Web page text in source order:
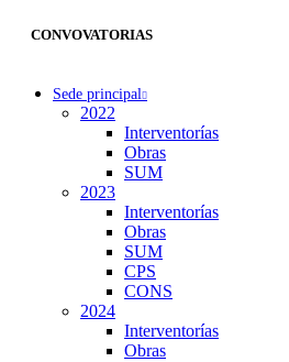
CONVOVATORIAS
Sede principal
2022
Interventorías
Obras
SUM
2023
Interventorías
Obras
SUM
CPS
CONS
2024
Interventorías
Obras